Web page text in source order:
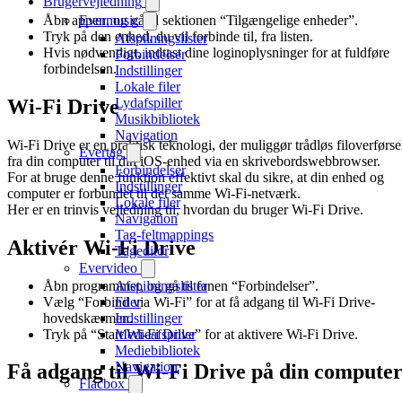
Evermusic
Afspilningslister
Forbindelser
Indstillinger
Lokale filer
Lydafspiller
Musikbibliotek
Navigation
Evertag
Forbindelser
Indstillinger
Lokale filer
Navigation
Tag-feltmappings
Tageditor
Evervideo
Afspilningslister
Filer
Indstillinger
Medieafspiller
Mediebibliotek
Navigation
Flacbox
Åbn appen, og gå til sektionen “Tilgængelige enheder”.
Tryk på den enhed, du vil forbinde til, fra listen.
Hvis nødvendigt, indtast dine loginoplysninger for at fuldføre
forbindelsen.
Wi-Fi Drive
Wi-Fi Drive er en praktisk teknologi, der muliggør trådløs
fra din computer til din iOS-enhed via en skrivebordswebbrowser.
For at bruge denne funktion effektivt skal du sikre, at din enhed og
computer er forbundet til det samme Wi-Fi-netværk.
Her er en trinvis vejledning til, hvordan du bruger Wi-Fi Drive.
Aktivér Wi-Fi Drive
Åbn programmet, og gå til fanen “Forbindelser”.
Vælg “Forbind via Wi-Fi” for at få adgang til Wi-Fi Drive-
hovedskærmen.
Tryk på “Start Wi-Fi Drive” for at aktivere Wi-Fi Drive.
Få adgang til Wi-Fi Drive på din computer